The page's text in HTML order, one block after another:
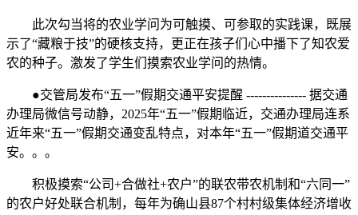
此次勾当将的农业学问为可触摸、可参取的实践课，既展
示了“藏粮于技”的硬核支持，更正在孩子们心中播下了知农爱
农的种子。激发了学生们摸索农业学问的热情。
●交管局发布“五一”假期交通平安提醒 --------------- 据交通
办理局微信号动静，2025年“五一”假期临近，交通办理局连系
近年来“五一”假期交通变乱特点，对本年“五一”假期道交通平
安。。。
积极摸索“公司+合做社+农户”的联农带农机制和“六同一”
的农户好处联合机制，每年为确山县87个村村级集体经济增收